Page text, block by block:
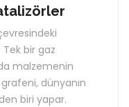
Tek bir gaz
malzemenin
dünyanın
biri yapar.